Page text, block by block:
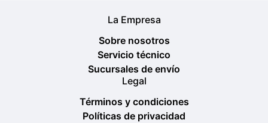
La Empresa
Sobre nosotros
Servicio técnico
Sucursales de envío
Legal
Términos y condiciones
Políticas de privacidad